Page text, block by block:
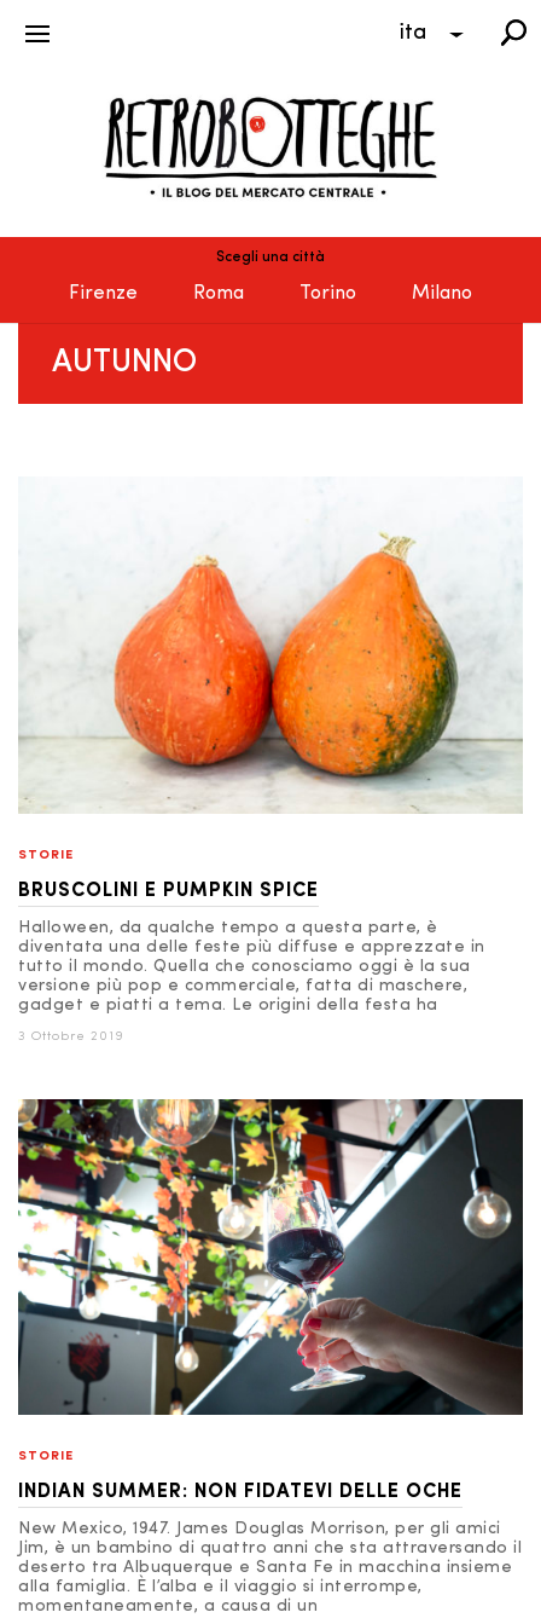
ita
Scegli una città
Firenze Roma Torino Milano
AUTUNNO
STORIE
BRUSCOLINI E PUMPKIN SPICE
Halloween, da qualche tempo a questa parte, è
diventata una delle feste più diffuse e apprezzate in
tutto il mondo. Quella che conosciamo oggi è la sua
versione più pop e commerciale, fatta di maschere,
gadget e piatti a tema. Le origini della festa ha
3 Ottobre 2019
STORIE
INDIAN SUMMER: NON FIDATEVI DELLE OCHE
New Mexico, 1947. James Douglas Morrison, per gli amici
Jim, è un bambino di quattro anni che sta attraversando il
deserto tra Albuquerque e Santa Fe in macchina insieme
alla famiglia. È l’alba e il viaggio si interrompe,
momentaneamente, a causa di un